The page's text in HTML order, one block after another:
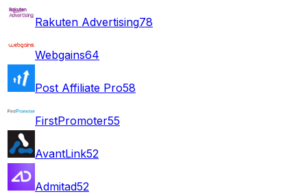
Rakuten Advertising78
Webgains64
Post Affiliate Pro58
FirstPromoter55
AvantLink52
Admitad52